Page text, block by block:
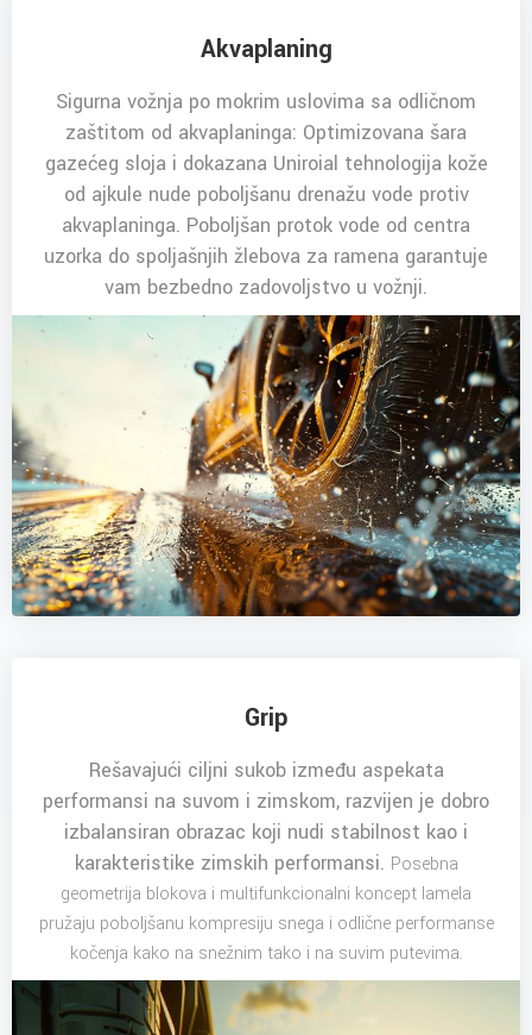
Akvaplaning
Sigurna vožnja po mokrim uslovima sa odličnom
zaštitom od akvaplaninga: Optimizovana šara
gazećeg sloja i dokazana Uniroial tehnologija kože
od ajkule nude poboljšanu drenažu vode protiv
akvaplaninga. Poboljšan protok vode od centra
uzorka do spoljašnjih žlebova za ramena garantuje
vam bezbedno zadovoljstvo u vožnji.
Grip
Rešavajući ciljni sukob između aspekata
performansi na suvom i zimskom, razvijen je dobro
izbalansiran obrazac koji nudi stabilnost kao i
karakteristike zimskih performansi. Posebna
geometrija blokova i multifunkcionalni koncept lamela
pružaju poboljšanu kompresiju snega i odlične performanse
kočenja kako na snežnim tako i na suvim putevima.